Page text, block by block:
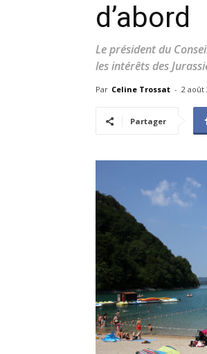
d’abord
Le président du
les intérêts des
Par Celine Trossat - 2 août
Partager